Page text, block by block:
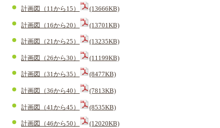
計画図（11から15） (13666KB)
計画図（16から20） (13701KB)
計画図（21から25） (13235KB)
計画図（26から30） (11199KB)
計画図（31から35） (8477KB)
計画図（36から40） (7813KB)
計画図（41から45） (8535KB)
計画図（46から50） (12020KB)